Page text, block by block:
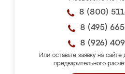
8 (800)
8 (495)
8 (926)
Или оставьте заявку на сайте
предварительного